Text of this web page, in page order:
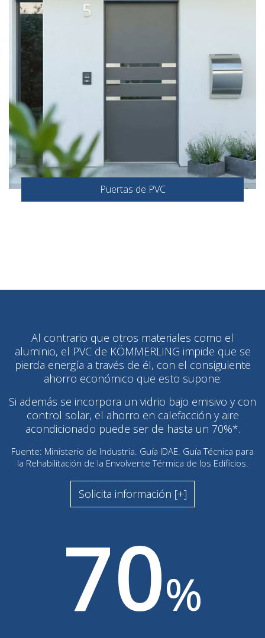
Puertas de PVC
Al contrario que otros materiales como el
aluminio, el PVC de KÖMMERLING impide que se
pierda energía a través de él, con el consiguiente
ahorro económico que esto supone.
Si además se incorpora un vidrio bajo emisivo y con
control solar, el ahorro en calefacción y aire
acondicionado puede ser de hasta un 70%*.
Fuente: Ministerio de Industria. Guía IDAE. Guía Técnica para
la Rehabilitación de la Envolvente Térmica de los Edificios.
Solicita información [+]
70%